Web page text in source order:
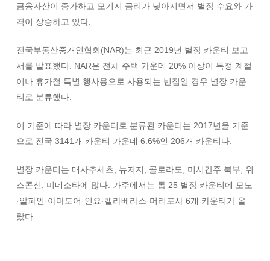
금융자산이 증가하고 모기지 금리가 낮아지면서 별장 수요와 가
격이 상승하고 있다.
전국부동산중개인협회(NAR)는 최근 2019년 별장 카운티 보고
서를 발표했다. NAR은 전체 주택 가운데 20% 이상이 특정 계절
이나 휴가철 특별 행사용으로 사용되는 빈집일 경우 별장 카운
티로 분류했다.
이 기준에 따라 별장 카운티로 분류된 카운티는 2017년을 기준
으로 전국 3141개 카운티 가운데 6.6%인 206개 카운티다.
별장 카운티는 매사추세츠, 뉴저지, 콜로라도, 미시간주 북부, 위
스콘신, 미네소타에 많다. 가주에서는 톱 25 별장 카운티에 모노
·알파인·아마도어·인요·캘라베라스·머리포사 6개 카운티가 올
랐다.